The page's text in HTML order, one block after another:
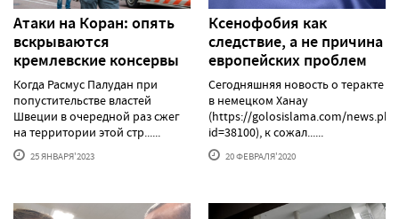
Атаки на Коран: опять
вскрываются
кремлевские консервы
Когда Расмус Палудан при
попустительстве властей
Швеции в очередной раз сжег
на территории этой стр......
25 ЯНВАРЯ'2023
Ксенофобия как
следствие, а не причина
европейских проблем
Сегодняшняя новость о теракте
в немецком Ханау
(https://golosislama.com/
id=38100), к сожал......
20 ФЕВРАЛЯ'2020